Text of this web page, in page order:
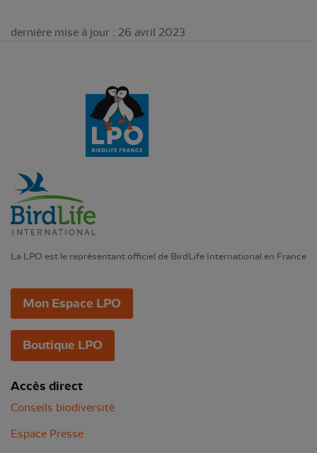
dernière mise à jour : 26 avril 2023
La LPO est le représentant officiel de BirdLife International en France
Mon Espace LPO
Boutique LPO
Accès direct
Conseils biodiversité
Espace Presse